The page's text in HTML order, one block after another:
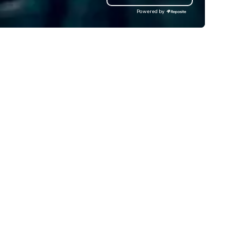
awards, appeared on
in 3 World Tours with
motivate their teams. Here
snapshot of one of our latest
virtual events. As a forward-
Powered by